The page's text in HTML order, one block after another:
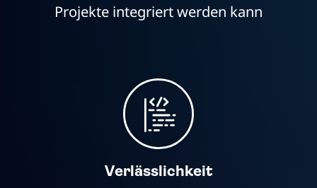
Projekte integriert werden kann
Verlässlichkeit